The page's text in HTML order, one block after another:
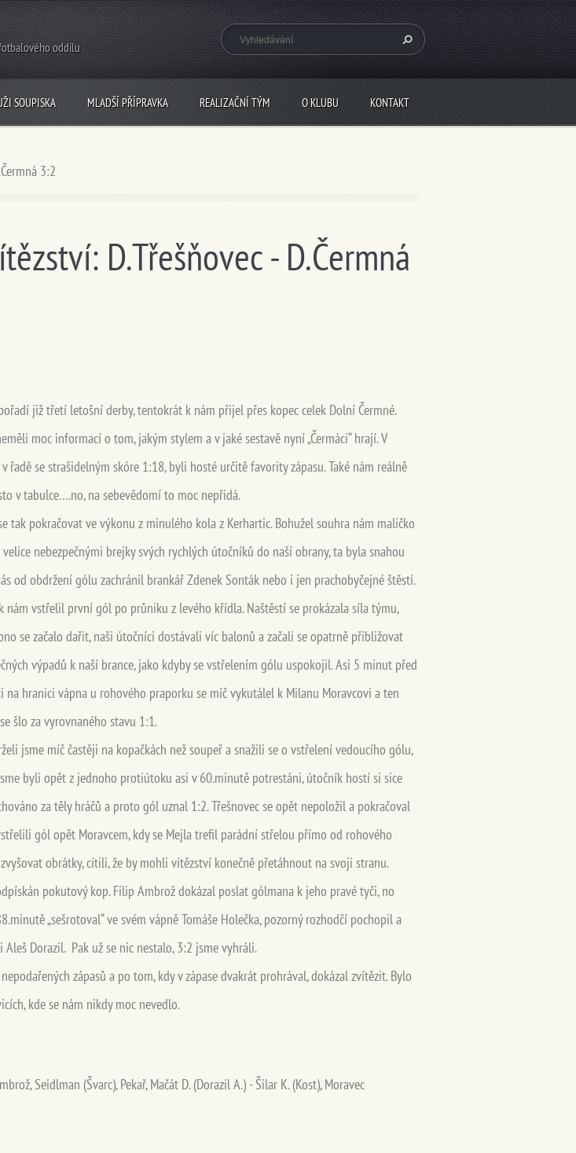
oddílu
SOUPISKA MLADŠÍ PŘÍPRAVKA REALIZAČNÍ TÝM O KLUBU KONTAKT
3:2
D.Třešňovec - D.Čermná
již třetí letošní derby, tentokrát k nám přijel přes kopec celek Dolní Čermné.
moc informací o tom, jakým stylem a v jaké sestavě nyní „Čermáci“ hrají. V
se strašidelným skóre 1:18, byli hosté určitě favority zápasu. Také nám reálně
v tabulce….no, na sebevědomí to moc nepřidá.
tak pokračovat ve výkonu z minulého kola z Kerhartic. Bohužel souhra nám maličko
nebezpečnými brejky svých rychlých útočníků do naší obrany, ta byla snahou
od obdržení gólu zachránil brankář Zdenek Sonták nebo i jen prachobyčejné štěstí.
vstřelil první gól po průniku z levého křídla. Naštěstí se prokázala síla týmu,
se začalo dařit, naši útočníci dostávali víc balonů a začali se opatrně přibližovat
výpadů k naší brance, jako kdyby se vstřelením gólu uspokojil. Asi 5 minut před
hranici vápna u rohového praporku se míč vykutálel k Milanu Moravcovi a ten
šlo za vyrovnaného stavu 1:1.
jsme míč častěji na kopačkách než soupeř a snažili se o vstřelení vedoucího gólu,
byli opět z jednoho protiútoku asi v 60.minutě potrestáni, útočník hostí si sice
za těly hráčů a proto gól uznal 1:2. Třešnovec se opět nepoložil a pokračoval
gól opět Moravcem, kdy se Mejla trefil parádní střelou přímo od rohového
obrátky, cítili, že by mohli vítězství konečně přetáhnout na svoji stranu.
pokutový kop. Filip Ambrož dokázal poslat gólmana k jeho pravé tyči, no
„sešrotoval“ ve svém vápně Tomáše Holečka, pozorný rozhodčí pochopil a
Dorazil. Pak už se nic nestalo, 3:2 jsme vyhráli.
zápasů a po tom, kdy v zápase dvakrát prohrával, dokázal zvítězit. Bylo
kde se nám nikdy moc nevedlo.
Seidlman (Švarc), Pekař, Mačát D. (Dorazil A.) - Šilar K. (Kost), Moravec